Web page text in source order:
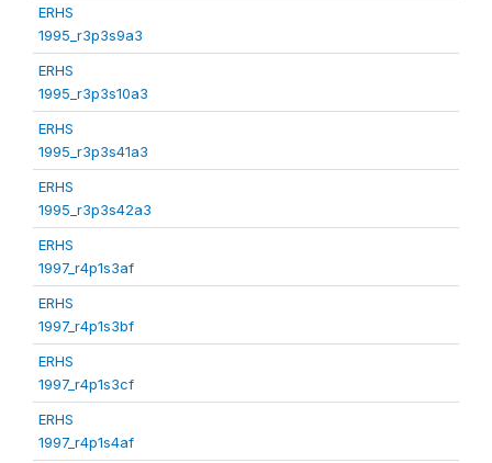
ERHS
1995_r3p3s9a3
ERHS
1995_r3p3s10a3
ERHS
1995_r3p3s41a3
ERHS
1995_r3p3s42a3
ERHS
1997_r4p1s3af
ERHS
1997_r4p1s3bf
ERHS
1997_r4p1s3cf
ERHS
1997_r4p1s4af